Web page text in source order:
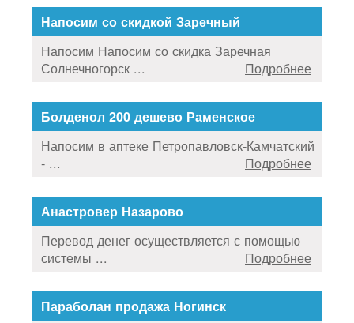
Напосим со скидкой Заречный
Напосим Напосим со скидка Заречная
Солнечногорск ...
Подробнее
Болденол 200 дешево Раменское
Напосим в аптеке Петропавловск-Камчатский
- ...
Подробнее
Анастровер Назарово
Перевод денег осуществляется с помощью
системы ...
Подробнее
Параболан продажа Ногинск